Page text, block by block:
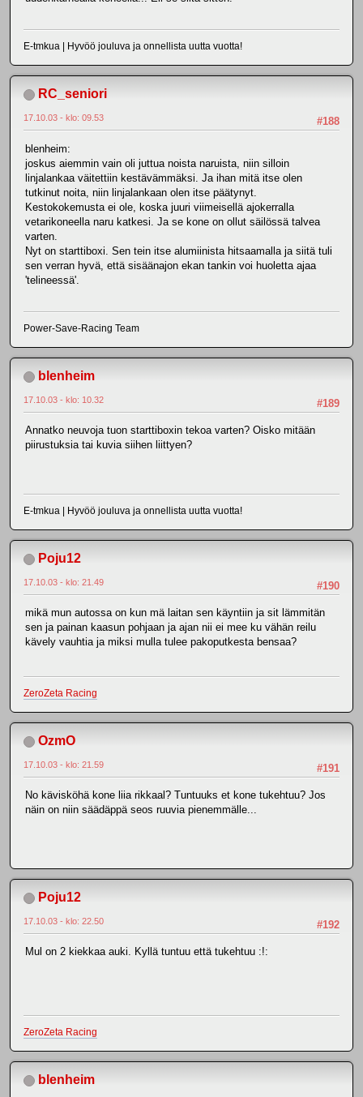
E-tmkua | Hyvöö jouluva ja onnellista uutta vuotta!
RC_seniori
#188
17.10.03 - klo: 09.53
blenheim:
joskus aiemmin vain oli juttua noista naruista, niin silloin
linjalankaa väitettiin kestävämmäksi. Ja ihan mitä itse olen
tutkinut noita, niin linjalankaan olen itse päätynyt.
Kestokokemusta ei ole, koska juuri viimeisellä ajokerralla
vetarikoneella naru katkesi. Ja se kone on ollut säilössä talvea
varten.
Nyt on starttiboxi. Sen tein itse alumiinista hitsaamalla ja siitä tuli
sen verran hyvä, että sisäänajon ekan tankin voi huoletta ajaa
'telineessä'.
Power-Save-Racing Team
blenheim
#189
17.10.03 - klo: 10.32
Annatko neuvoja tuon starttiboxin tekoa varten? Oisko mitään
piirustuksia tai kuvia siihen liittyen?
E-tmkua | Hyvöö jouluva ja onnellista uutta vuotta!
Poju12
#190
17.10.03 - klo: 21.49
mikä mun autossa on kun mä laitan sen käyntiin ja sit lämmitän
sen ja painan kaasun pohjaan ja ajan nii ei mee ku vähän reilu
kävely vauhtia ja miksi mulla tulee pakoputkesta bensaa?
ZeroZeta Racing
OzmO
#191
17.10.03 - klo: 21.59
No kävisköhä kone liia rikkaal? Tuntuuks et kone tukehtuu? Jos
näin on niin säädäppä seos ruuvia pienemmälle...
Poju12
#192
17.10.03 - klo: 22.50
Mul on 2 kiekkaa auki. Kyllä tuntuu että tukehtuu :!:
ZeroZeta Racing
blenheim